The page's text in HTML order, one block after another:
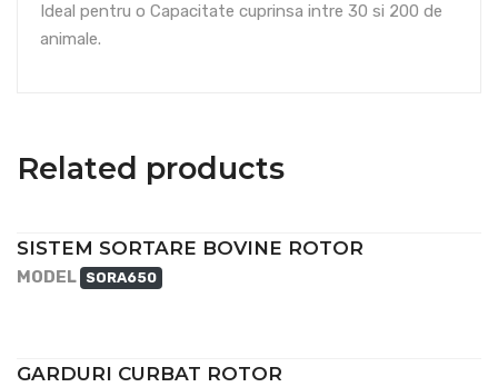
Ideal pentru o Capacitate cuprinsa intre 30 si 200 de
animale.
Related products
SISTEM SORTARE BOVINE ROTOR
MODEL SORA650
GARDURI CURBAT ROTOR